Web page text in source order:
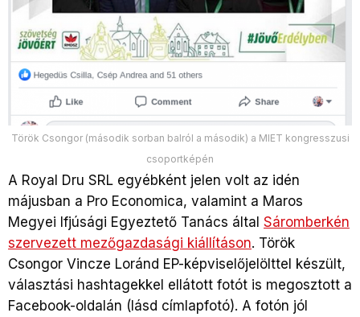
Török Csongor (második sorban balról a második) a MIET kongresszusi
csoportképén
A Royal Dru SRL egyébként jelen volt az idén
májusban a Pro Economica, valamint a Maros
Megyei Ifjúsági Egyeztető Tanács által Sáromberkén
szervezett mezőgazdasági kiállításon. Török
Csongor Vincze Loránd EP-képviselőjelölttel készült,
választási hashtagekkel ellátott fotót is megosztott a
Facebook-oldalán (lásd címlapfotó). A fotón jól